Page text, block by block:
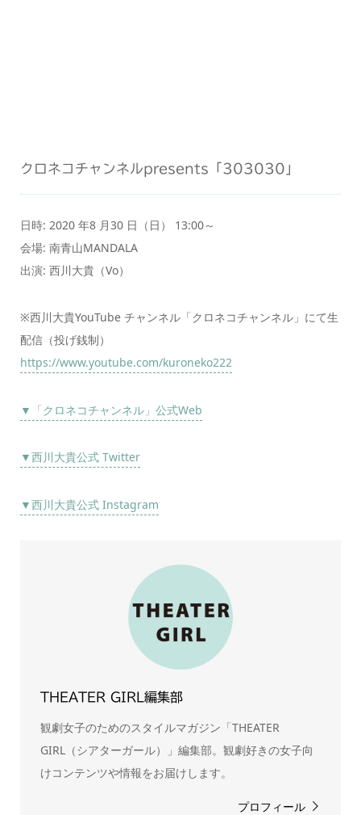
クロネコチャンネルpresents「303030」
日時: 2020 年8 月30 日（日） 13:00～
会場: 南青山MANDALA
出演: 西川大貴（Vo）
※西川大貴YouTube チャンネル「クロネコチャンネル」にて生
配信（投げ銭制）
https://www.youtube.com/kuroneko222
▼「クロネコチャンネル」公式Web
▼西川大貴公式 Twitter
▼西川大貴公式 Instagram
THEATER GIRL編集部
観劇女子のためのスタイルマガジン「THEATER
GIRL（シアターガール）」編集部。観劇好きの女子向
けコンテンツや情報をお届けします。
プロフィール